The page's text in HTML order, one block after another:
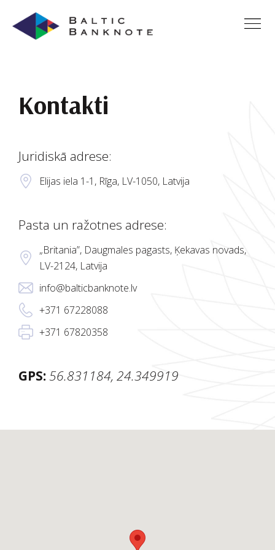
Kontakti
Juridiskā adrese:
Elijas iela 1-1, Rīga, LV-1050, Latvija
Pasta un ražotnes adrese:
„Britania”, Daugmales pagasts, Ķekavas novads,
LV-2124, Latvija
info@balticbanknote.lv
+371 67228088
+371 67820358
GPS:56.831184, 24.349919